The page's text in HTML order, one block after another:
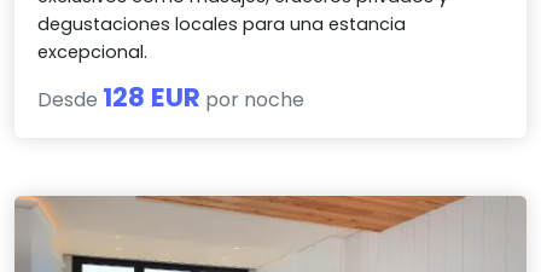
degustaciones locales para una estancia
excepcional.
Desde 128 EUR por noche